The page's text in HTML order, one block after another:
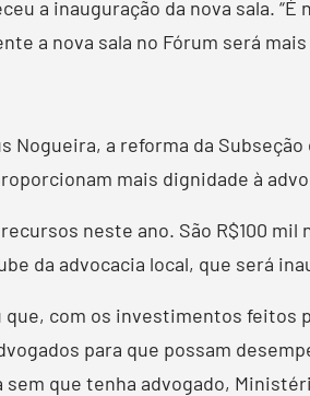
a inauguração da nova sala.
a nova sala no Fórum será
a reforma da
mais dignidade à
neste ano. São R$100
da advocacia local, que será
com os investimentos feitos
para que possam
que tenha advogado,